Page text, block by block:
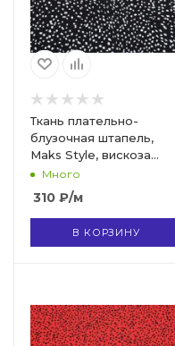
Ткань плательно-
блузочная штапель,
Maks Style, вискоза
100%, арт. MS- 2208 D-4
Много
310 ₽/м
В КОРЗИНУ